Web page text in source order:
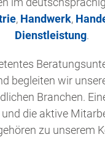
, Handwerk,
Dienstleistung.
begleiten wir
Branchen.
die aktive
zu unserem